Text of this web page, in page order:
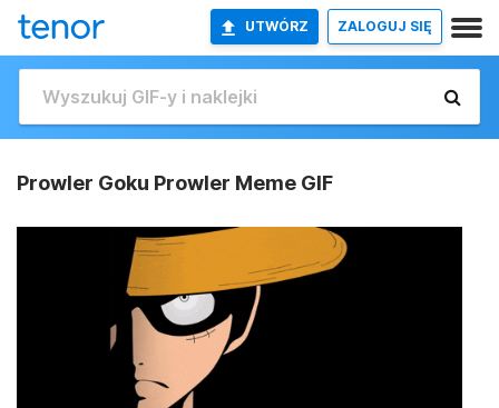
UTWÓRZ ZALOGUJ SIĘ
Prowler Goku Prowler Meme GIF